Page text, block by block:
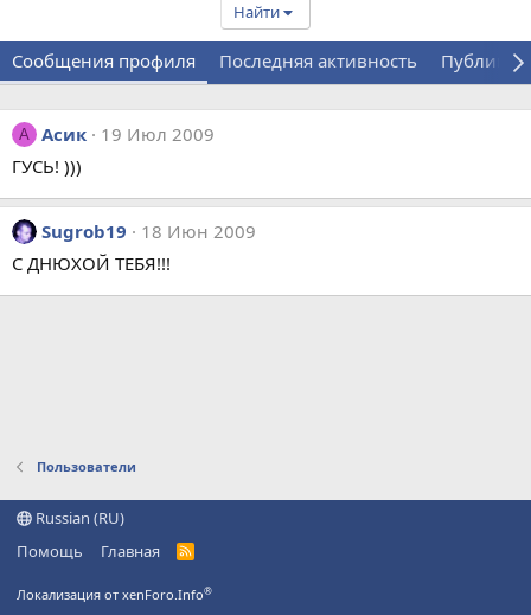
Найти
Сообщения профиля Последняя активность
А Асик
19 Июл 2009
ГУСЬ! )))
Sugrob19
18 Июн 2009
С ДНЮХОЙ ТЕБЯ!!!
Пользователи
Russian (RU)
Помощь
Главная
R
Локализация от xenForo.Info®